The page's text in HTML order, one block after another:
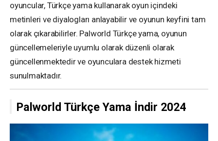
oyuncular, Türkçe yama kullanarak oyun içindeki
metinleri ve diyalogları anlayabilir ve oyunun keyfini tam
olarak çıkarabilirler. Palworld Türkçe yama, oyunun
güncellemeleriyle uyumlu olarak düzenli olarak
güncellenmektedir ve oyunculara destek hizmeti
sunulmaktadır.
Palworld Türkçe Yama İndir 2024